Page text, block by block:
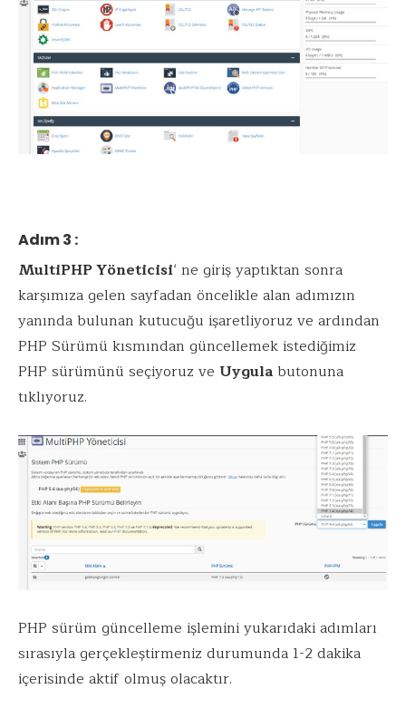
Adım 3 :
MultiPHP Yöneticisi‘ ne giriş yaptıktan sonra
karşımıza gelen sayfadan öncelikle alan adımızın
yanında bulunan kutucuğu işaretliyoruz ve ardından
PHP Sürümü kısmından güncellemek istediğimiz
PHP sürümünü seçiyoruz ve Uygulabutonuna
tıklıyoruz.
PHP sürüm güncelleme işlemini yukarıdaki adımları
sırasıyla gerçekleştirmeniz durumunda 1-2 dakika
içerisinde aktif olmuş olacaktır.